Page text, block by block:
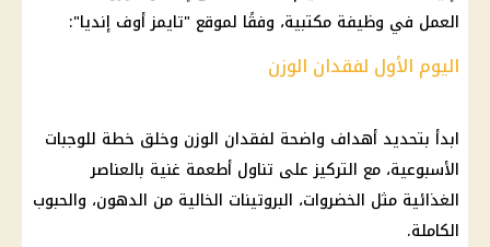
العمل في وظيفة مكتبية، وفقًا لموقع "تايمز أوف إنديا":
اليوم الأول لفقدان الوزن
ابدأ بتحديد أهداف واضحة لفقدان الوزن وخلق خطة للوجبات
الأسبوعية، مع التركيز على تناول أطعمة غنية بالعناصر
الغذائية مثل الخضروات، البروتينات الخالية من الدهون، والحبوب
الكاملة.